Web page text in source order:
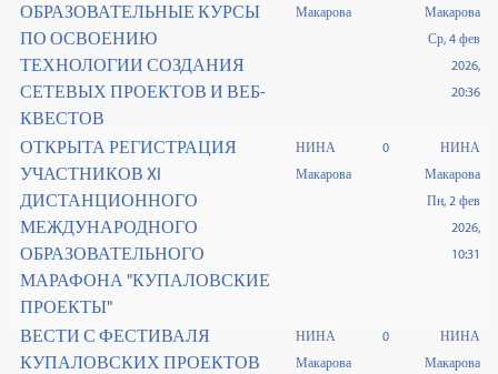
ОБРАЗОВАТЕЛЬНЫЕ КУРСЫ
ПО ОСВОЕНИЮ
ТЕХНОЛОГИИ СОЗДАНИЯ
СЕТЕВЫХ ПРОЕКТОВ И ВЕБ-
КВЕСТОВ
Макарова
Макарова
Ср, 4 фев
2026,
20:36
ОТКРЫТА РЕГИСТРАЦИЯ
УЧАСТНИКОВ XI
ДИСТАНЦИОННОГО
МЕЖДУНАРОДНОГО
ОБРАЗОВАТЕЛЬНОГО
МАРАФОНА "КУПАЛОВСКИЕ
ПРОЕКТЫ"
НИНА
Макарова
0
НИНА
Макарова
Пн, 2 фев
2026,
10:31
ВЕСТИ С ФЕСТИВАЛЯ
КУПАЛОВСКИХ ПРОЕКТОВ
НИНА
Макарова
0
НИНА
Макарова